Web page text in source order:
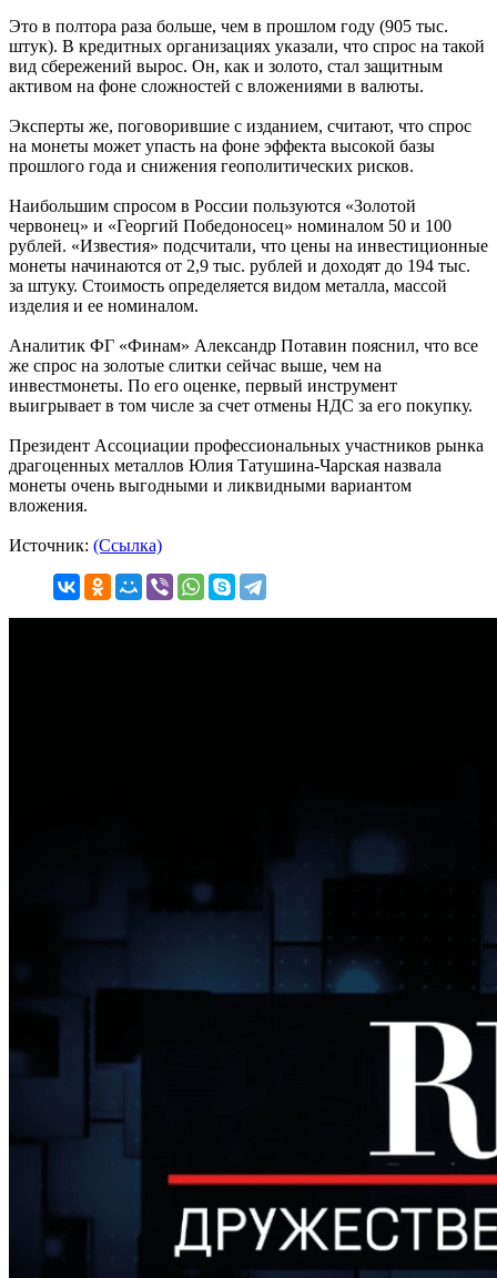
Это в полтора раза больше, чем в прошлом году (905 тыс.
штук). В кредитных организациях указали, что спрос на такой
вид сбережений вырос. Он, как и золото, стал защитным
активом на фоне сложностей с вложениями в валюты.
Эксперты же, поговорившие с изданием, считают, что спрос
на монеты может упасть на фоне эффекта высокой базы
прошлого года и снижения геополитических рисков.
Наибольшим спросом в России пользуются «Золотой
червонец» и «Георгий Победоносец» номиналом 50 и 100
рублей. «Известия» подсчитали, что цены на инвестиционные
монеты начинаются от 2,9 тыс. рублей и доходят до 194 тыс.
за штуку. Стоимость определяется видом металла, массой
изделия и ее номиналом.
Аналитик ФГ «Финам» Александр Потавин пояснил, что все
же спрос на золотые слитки сейчас выше, чем на
инвестмонеты. По его оценке, первый инструмент
выигрывает в том числе за счет отмены НДС за его покупку.
Президент Ассоциации профессиональных участников рынка
драгоценных металлов Юлия Татушина-Чарская назвала
монеты очень выгодными и ликвидными вариантом
вложения.
Источник: (Ссылка)